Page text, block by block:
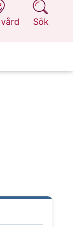
Sök
på 1177.se